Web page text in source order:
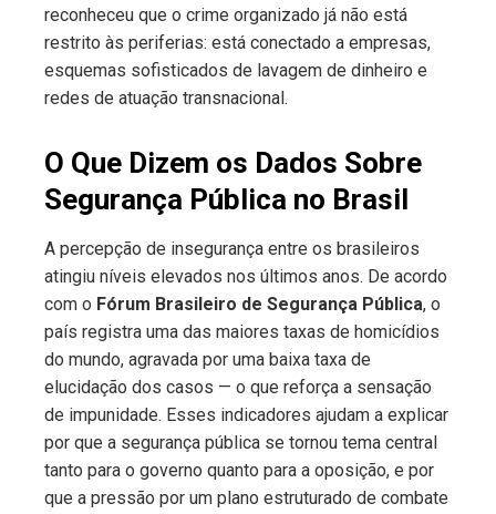
reconheceu que o crime organizado já não está
restrito às periferias: está conectado a empresas,
esquemas sofisticados de lavagem de dinheiro e
redes de atuação transnacional.
O Que Dizem os Dados Sobre
Segurança Pública no Brasil
A percepção de insegurança entre os brasileiros
atingiu níveis elevados nos últimos anos. De acordo
com o Fórum Brasileiro de Segurança Pública, o
país registra uma das maiores taxas de homicídios
do mundo, agravada por uma baixa taxa de
elucidação dos casos — o que reforça a sensação
de impunidade. Esses indicadores ajudam a explicar
por que a segurança pública se tornou tema central
tanto para o governo quanto para a oposição, e por
que a pressão por um plano estruturado de combate